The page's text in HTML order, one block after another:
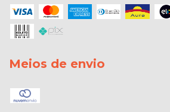
Meios de envio